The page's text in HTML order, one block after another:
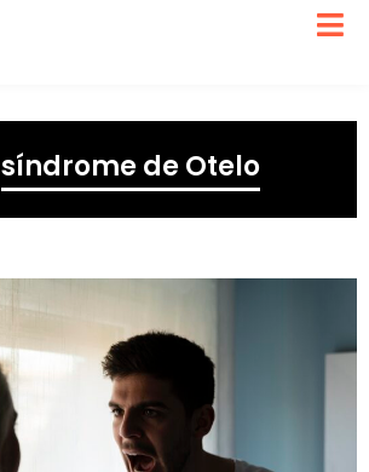
síndrome de Otelo